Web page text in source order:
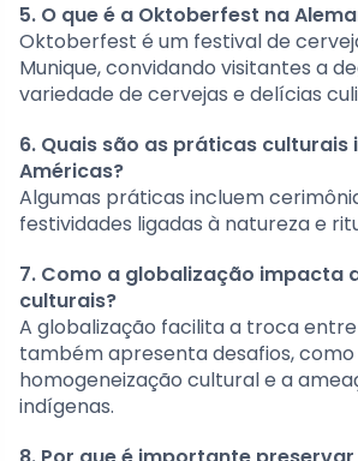
5. O que é a Oktoberfest na
Oktoberfest é um festival de
Munique, convidando visitantes a
variedade de cervejas e delícias
6. Quais são as práticas culturais
Américas?
Algumas práticas incluem
festividades ligadas à natureza e
7. Como a globalização impacta
culturais?
A globalização facilita a troca
também apresenta desafios, como
homogeneização cultural e a
indígenas.